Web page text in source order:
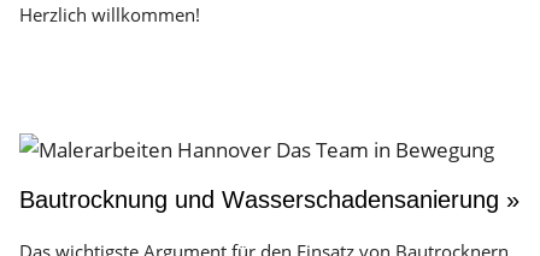
Herzlich willkommen!
Bautrocknung und Wasserschadensanierung »
Das wichtigste Argument für den Einsatz von Bautrocknern